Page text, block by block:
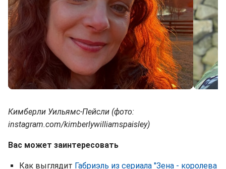
Кимберли Уильямс-Пейсли (фото:
instagram.com/kimberlywilliamspaisley)
Вас может заинтересовать
Как выглядит Габриэль из сериала "Зена - королева